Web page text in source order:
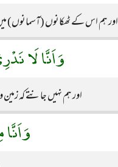
اور ہم اس کے ٹھکانوں (آسمانوں)
وَاَنَّا لَا
اور ہم نہیں جانتے کہ